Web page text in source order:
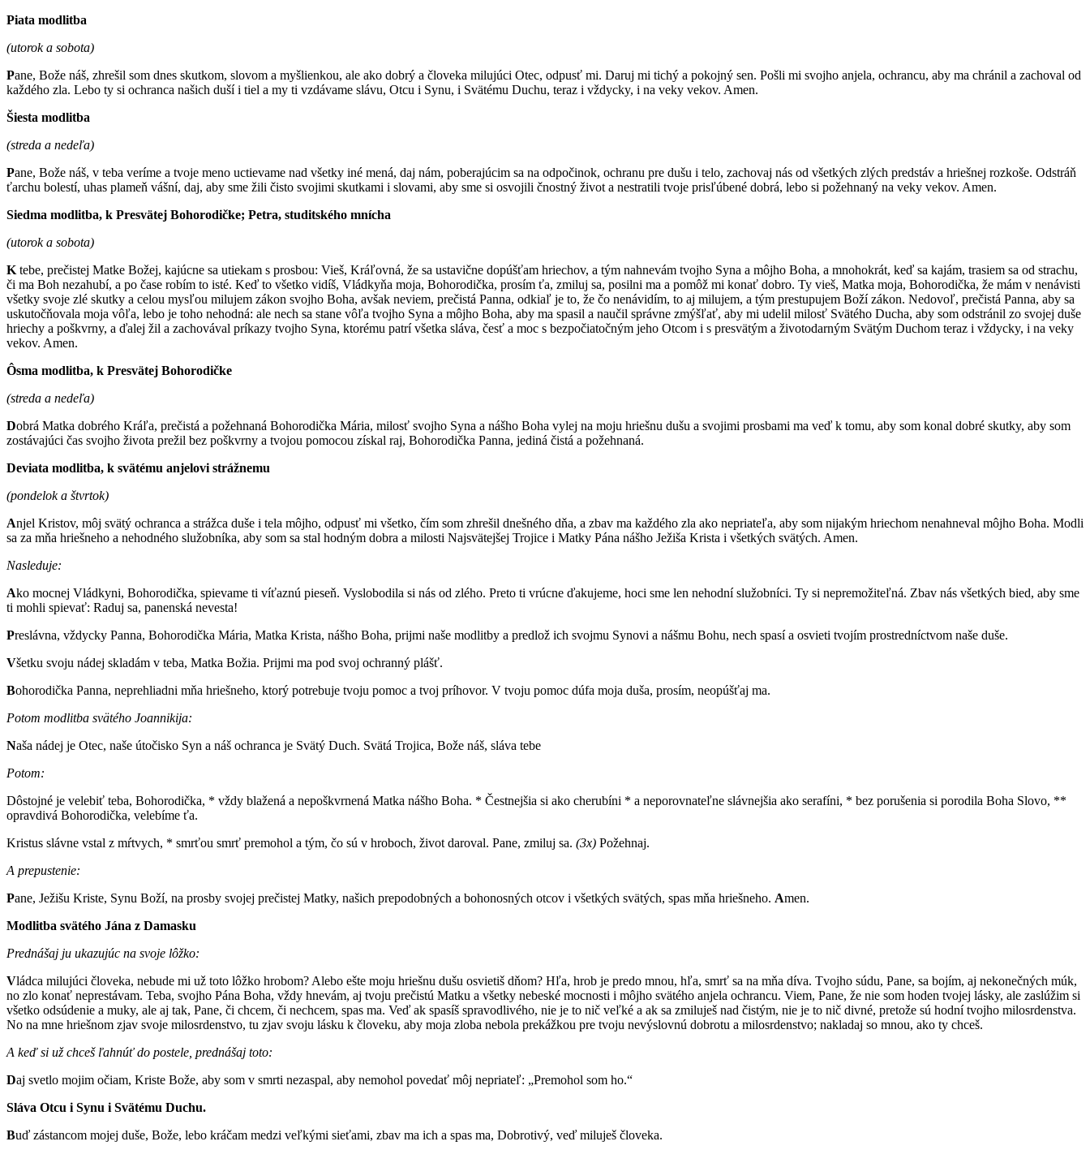
Piata modlitba
(utorok a sobota)
Pane, Bože náš, zhrešil som dnes skutkom, slovom a myšlienkou, ale ako dobrý a človeka milujúci Otec, odpusť mi. Daruj mi tichý a pokojný sen. Pošli mi svojho anjela, ochrancu, aby ma chránil a zachoval od
každého zla. Lebo ty si ochranca našich duší i tiel a my ti vzdávame slávu, Otcu i Synu, i Svätému Duchu, teraz i vždycky, i na veky vekov. Amen.
Šiesta modlitba
(streda a nedeľa)
Pane, Bože náš, v teba veríme a tvoje meno uctievame nad všetky iné mená, daj nám, poberajúcim sa na odpočinok, ochranu pre dušu i telo, zachovaj nás od všetkých zlých predstáv a hriešnej rozkoše. Odstráň
ťarchu bolestí, uhas plameň vášní, daj, aby sme žili čisto svojimi skutkami i slovami, aby sme si osvojili čnostný život a nestratili tvoje prisľúbené dobrá, lebo si požehnaný na veky vekov. Amen.
Siedma modlitba, k Presvätej Bohorodičke; Petra, studitského mnícha
(utorok a sobota)
K tebe, prečistej Matke Božej, kajúcne sa utiekam s prosbou: Vieš, Kráľovná, že sa ustavične dopúšťam hriechov, a tým nahnevám tvojho Syna a môjho Boha, a mnohokrát, keď sa kajám, trasiem sa od strachu,
či ma Boh nezahubí, a po čase robím to isté. Keď to všetko vidíš, Vládkyňa moja, Bohorodička, prosím ťa, zmiluj sa, posilni ma a pomôž mi konať dobro. Ty vieš, Matka moja, Bohorodička, že mám v nenávisti
všetky svoje zlé skutky a celou mysľou milujem zákon svojho Boha, avšak neviem, prečistá Panna, odkiaľ je to, že čo nenávidím, to aj milujem, a tým prestupujem Boží zákon. Nedovoľ, prečistá Panna, aby sa
uskutočňovala moja vôľa, lebo je toho nehodná: ale nech sa stane vôľa tvojho Syna a môjho Boha, aby ma spasil a naučil správne zmýšľať, aby mi udelil milosť Svätého Ducha, aby som odstránil zo svojej duše
hriechy a poškvrny, a ďalej žil a zachovával príkazy tvojho Syna, ktorému patrí všetka sláva, česť a moc s bezpočiatočným jeho Otcom i s presvätým a životodarným Svätým Duchom teraz i vždycky, i na veky
vekov. Amen.
Ôsma modlitba, k Presvätej Bohorodičke
(streda a nedeľa)
Dobrá Matka dobrého Kráľa, prečistá a požehnaná Bohorodička Mária, milosť svojho Syna a nášho Boha vylej na moju hriešnu dušu a svojimi prosbami ma veď k tomu, aby som konal dobré skutky, aby som
zostávajúci čas svojho života prežil bez poškvrny a tvojou pomocou získal raj, Bohorodička Panna, jediná čistá a požehnaná.
Deviata modlitba, k svätému anjelovi strážnemu
(pondelok a štvrtok)
Anjel Kristov, môj svätý ochranca a strážca duše i tela môjho, odpusť mi všetko, čím som zhrešil dnešného dňa, a zbav ma každého zla ako nepriateľa, aby som nijakým hriechom nenahneval môjho Boha. Modli
sa za mňa hriešneho a nehodného služobníka, aby som sa stal hodným dobra a milosti Najsvätejšej Trojice i Matky Pána nášho Ježiša Krista i všetkých svätých. Amen.
Nasleduje:
Ako mocnej Vládkyni, Bohorodička, spievame ti víťaznú pieseň. Vyslobodila si nás od zlého. Preto ti vrúcne ďakujeme, hoci sme len nehodní služobníci. Ty si nepremožiteľná. Zbav nás všetkých bied, aby sme
ti mohli spievať: Raduj sa, panenská nevesta!
Preslávna, vždycky Panna, Bohorodička Mária, Matka Krista, nášho Boha, prijmi naše modlitby a predlož ich svojmu Synovi a nášmu Bohu, nech spasí a osvieti tvojím prostredníctvom naše duše.
Všetku svoju nádej skladám v teba, Matka Božia. Prijmi ma pod svoj ochranný plášť.
Bohorodička Panna, neprehliadni mňa hriešneho, ktorý potrebuje tvoju pomoc a tvoj príhovor. V tvoju pomoc dúfa moja duša, prosím, neopúšťaj ma.
Potom modlitba svätého Joannikija:
Naša nádej je Otec, naše útočisko Syn a náš ochranca je Svätý Duch. Svätá Trojica, Bože náš, sláva tebe
Potom:
Dôstojné je velebiť teba, Bohorodička, * vždy blažená a nepoškvrnená Matka nášho Boha. * Čestnejšia si ako cherubíni * a neporovnateľne slávnejšia ako serafíni, * bez porušenia si porodila Boha Slovo, **
opravdivá Bohorodička, velebíme ťa.
Kristus slávne vstal z mŕtvych, * smrťou smrť premohol a tým, čo sú v hroboch, život daroval. Pane, zmiluj sa. (3x) Požehnaj.
A prepustenie:
Pane, Ježišu Kriste, Synu Boží, na prosby svojej prečistej Matky, našich prepodobných a bohonosných otcov i všetkých svätých, spas mňa hriešneho. Amen.
Modlitba svätého Jána z Damasku
Prednášaj ju ukazujúc na svoje lôžko:
Vládca milujúci človeka, nebude mi už toto lôžko hrobom? Alebo ešte moju hriešnu dušu osvietiš dňom? Hľa, hrob je predo mnou, hľa, smrť sa na mňa díva. Tvojho súdu, Pane, sa bojím, aj nekonečných múk,
no zlo konať neprestávam. Teba, svojho Pána Boha, vždy hnevám, aj tvoju prečistú Matku a všetky nebeské mocnosti i môjho svätého anjela ochrancu. Viem, Pane, že nie som hoden tvojej lásky, ale zaslúžim si
všetko odsúdenie a muky, ale aj tak, Pane, či chcem, či nechcem, spas ma. Veď ak spasíš spravodlivého, nie je to nič veľké a ak sa zmiluješ nad čistým, nie je to nič divné, pretože sú hodní tvojho milosrdenstva.
No na mne hriešnom zjav svoje milosrdenstvo, tu zjav svoju lásku k človeku, aby moja zloba nebola prekážkou pre tvoju nevýslovnú dobrotu a milosrdenstvo; nakladaj so mnou, ako ty chceš.
A keď si už chceš ľahnúť do postele, prednášaj toto:
Daj svetlo mojim očiam, Kriste Bože, aby som v smrti nezaspal, aby nemohol povedať môj nepriateľ: „Premohol som ho.“
Sláva Otcu i Synu i Svätému Duchu.
Buď zástancom mojej duše, Bože, lebo kráčam medzi veľkými sieťami, zbav ma ich a spas ma, Dobrotivý, veď miluješ človeka.